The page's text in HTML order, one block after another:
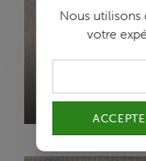
F/CEMENT
Nous utilisons
votre